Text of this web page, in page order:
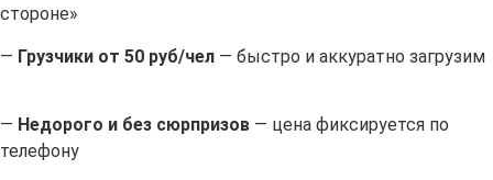
стороне»
— Грузчики от 50 руб/чел — быстро и аккуратно загрузим
— Недорого и без сюрпризов — цена фиксируется по
телефону